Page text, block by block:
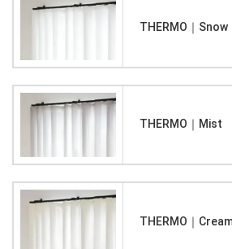
THERMO｜Snow
THERMO｜Mist
THERMO｜